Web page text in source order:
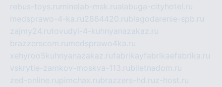
rebus-toys.ru minelab-msk.rualabuga-cityhotel.ru
medsprawo-4-ka.ru2864420.rublagodarenie-spb.ru
zajmy24.rutovudyi-4-kuhnyanazakaz.ru
brazzerscom.ru medsprawo4ka.ru
xehyroo5kuhnyanazakaz.rufabrikayfabrikaefabrika.ru
vskrytie-zamkov-moskva-113.rubiletnadom.ru
zed-online.rupimchax.rubrazzers-hd.ruz-host.ru